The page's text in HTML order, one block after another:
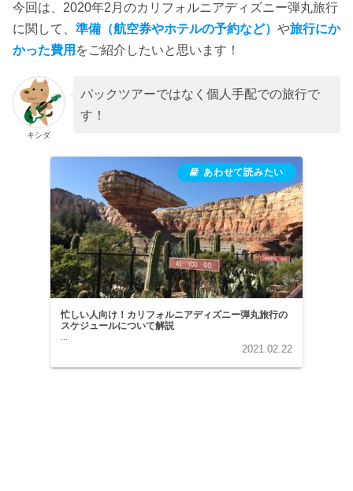
今回は、2020年2月のカリフォルニアディズニー弾丸旅行
に関して、 準備（航空券やホテルの予約など） や旅行にか
かった費用 をご紹介したいと思います！
キシダ
パックツアーではなく個人手配での旅行で
す！
忙しい人向け！カリフォルニアディズニー弾丸旅行の
スケジュールについて解説
...
2021.02.22